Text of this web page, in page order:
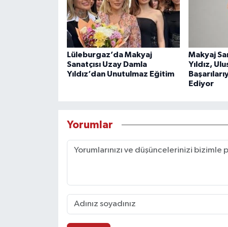
Lüleburgaz’da Makyaj
Sanatçısı Uzay Damla
Yıldız’dan Unutulmaz Eğitim
Makyaj
Yıldız,
Ediyor
Yorumlar